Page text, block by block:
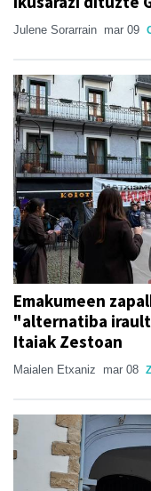
Julene Sorarrain mar 09
Emakumeen
"alternatiba
Itaiak Zestoan
Maialen Etxaniz mar 08